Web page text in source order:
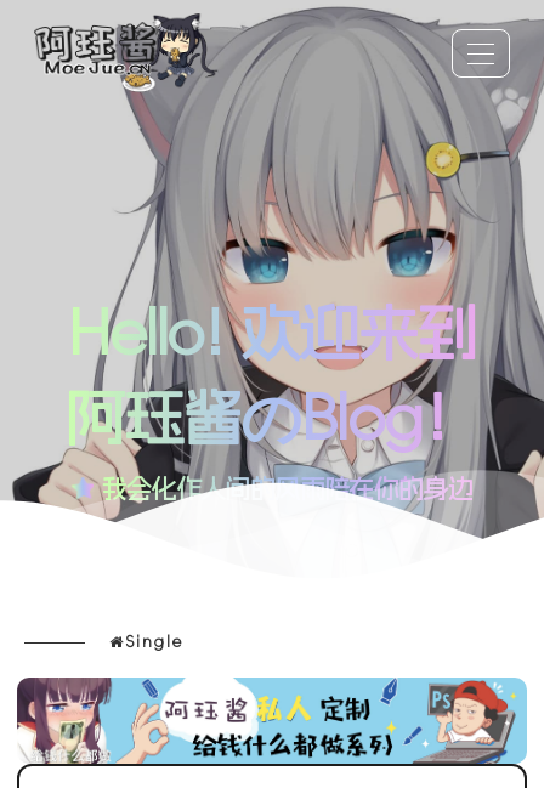
Hello! 欢迎来到
阿珏酱のBlog！
我会化作人间的风雨陪在你的身边
Single